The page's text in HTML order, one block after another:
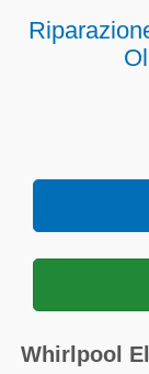
Whirlpool